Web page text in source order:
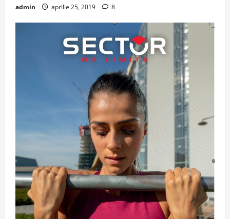
admin aprilie 25, 2019 8